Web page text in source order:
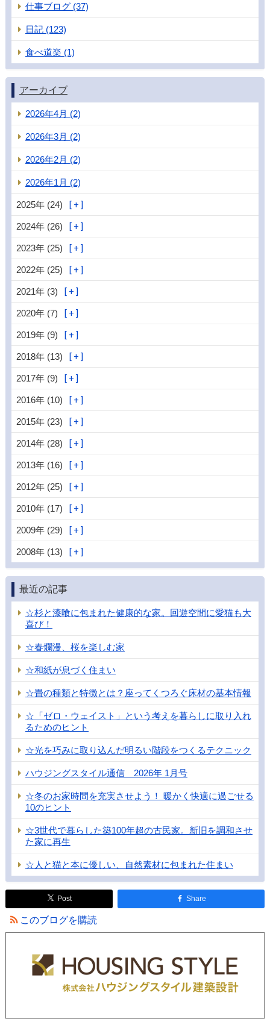
仕事ブログ (37)
日記 (123)
食べ道楽 (1)
アーカイブ
2026年4月 (2)
2026年3月 (2)
2026年2月 (2)
2026年1月 (2)
2025年 (24)
2024年 (26)
2023年 (25)
2022年 (25)
2021年 (3)
2020年 (7)
2019年 (9)
2018年 (13)
2017年 (9)
2016年 (10)
2015年 (23)
2014年 (28)
2013年 (16)
2012年 (25)
2010年 (17)
2009年 (29)
2008年 (13)
最近の記事
☆杉と漆喰に包まれた健康的な家。回遊空間に愛猫も大
喜び！
☆春爛漫、桜を楽しむ家
☆和紙が息づく住まい
☆畳の種類と特徴とは？座ってくつろぐ床材の基本情報
☆「ゼロ・ウェイスト」という考えを暮らしに取り入れ
るためのヒント
☆光を巧みに取り込んだ明るい階段をつくるテクニック
ハウジングスタイル通信 2026年 1月号
☆冬のお家時間を充実させよう！ 暖かく快適に過ごせる
10のヒント
☆3世代で暮らした築100年超の古民家。新旧を調和させ
た家に再生
☆人と猫と本に優しい、自然素材に包まれた住まい
Post Share
このブログを購読